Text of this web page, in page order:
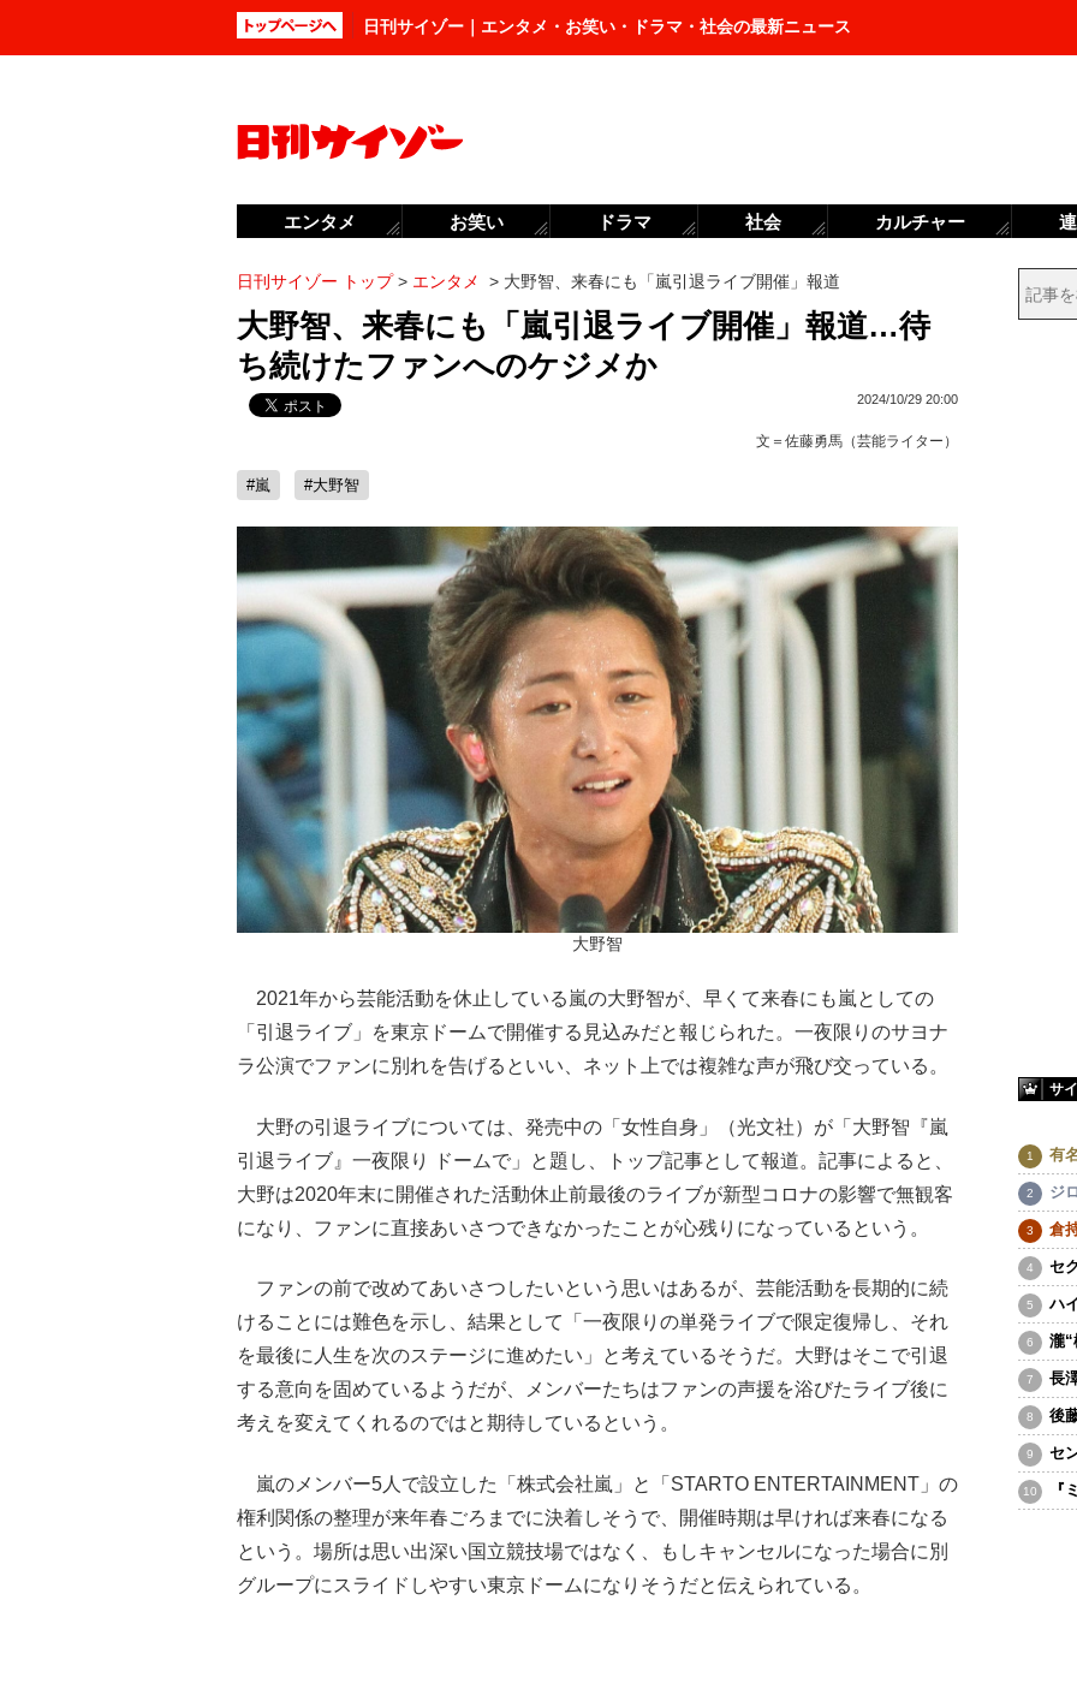
日刊サイゾー｜エンタメ・お笑い・ドラマ・社会の最新ニュース
日刊サイゾー トップ> エンタメ > 大野智、来春にも「嵐引退ライブ開催」報道
大野智、来春にも「嵐引退ライブ開催」報道…待
ち続けたファンへのケジメか
2024/10/29 20:00
文＝ 佐藤勇馬（芸能ライター）
#嵐 #大野智
大野智
2021年から芸能活動を休止している嵐の大野智が、早くて来春にも嵐としての
「引退ライブ」を東京ドームで開催する見込みだと報じられた。一夜限りのサヨナ
ラ公演でファンに別れを告げるといい、ネット上では複雑な声が飛び交っている。
大野の引退ライブについては、発売中の「女性自身」（光文社）が「大野智『嵐
引退ライブ』一夜限り ドームで」と題し、トップ記事として報道。記事によると、
大野は2020年末に開催された活動休止前最後のライブが新型コロナの影響で無観客
になり、ファンに直接あいさつできなかったことが心残りになっているという。
ファンの前で改めてあいさつしたいという思いはあるが、芸能活動を長期的に続
けることには難色を示し、結果として「一夜限りの単発ライブで限定復帰し、それ
を最後に人生を次のステージに進めたい」と考えているそうだ。大野はそこで引退
する意向を固めているようだが、メンバーたちはファンの声援を浴びたライブ後に
考えを変えてくれるのではと期待しているという。
嵐のメンバー5人で設立した「株式会社嵐」と「STARTO ENTERTAINMENT」の
権利関係の整理が来年春ごろまでに決着しそうで、開催時期は早ければ来春になる
という。場所は思い出深い国立競技場ではなく、もしキャンセルになった場合に別
グループにスライドしやすい東京ドームになりそうだと伝えられている。
サ
有
ジ
倉
セ
ハ
瀧“
長
後
セ
『
エンタメ お笑い ドラマ 社会 カルチャー